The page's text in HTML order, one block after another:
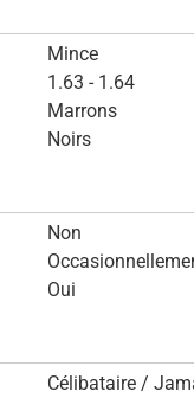
Mince
1.63 - 1.64
Marrons
Noirs
Non
Oui
Célibataire /